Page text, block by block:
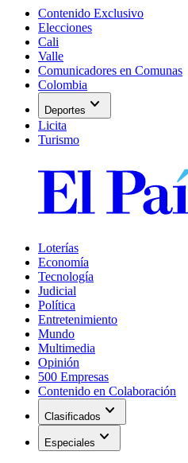
Contenido Exclusivo
Elecciones
Cali
Valle
Comunicadores en Comunas
Colombia
Deportes expand_more
Licita
Turismo
Loterías
Economía
Tecnología
Judicial
Política
Entretenimiento
Mundo
Multimedia
Opinión
500 Empresas
Contenido en Colaboración
Clasificados expand_more
Especiales expand_more